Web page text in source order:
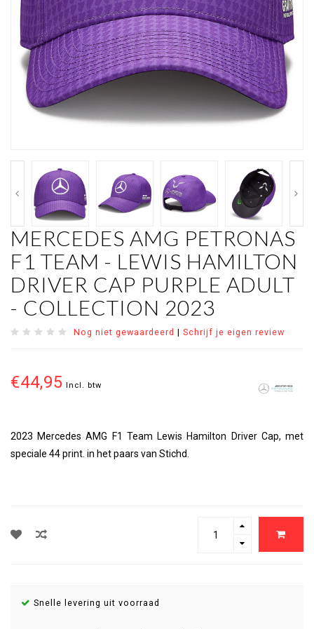
MERCEDES AMG PETRONAS
F1 TEAM - LEWIS HAMILTON
DRIVER CAP PURPLE ADULT
- COLLECTION 2023
Nog niet gewaardeerd | Schrijf je eigen review
€44,95 Incl. btw
2023 Mercedes AMG F1 Team Lewis Hamilton Driver Cap, met
speciale 44 print. in het paars van Stichd.
Snelle levering uit voorraad